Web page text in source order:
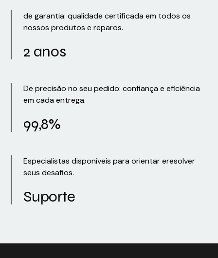
de garantia: qualidade certificada em todos os
nossos produtos e reparos.
2 anos
De precisão no seu pedido: confiança e eficiência
em cada entrega.
99,8%
Especialistas disponíveis para orientar eresolver
seus desafios.
Suporte